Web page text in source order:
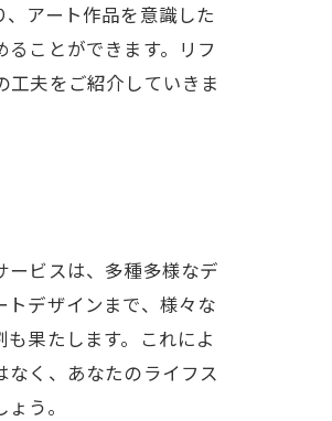
アート作品を意識した
ことができます。リフ
夫をご紹介していきま
ービスは、多種多様なデ
デザインまで、様々な
果たします。これによ
く、あなたのライフス
う。